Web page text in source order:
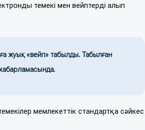
темекі мен вейптерді алып
жуық «вейп» табылды. Табылған
мемлекеттік стандартқа сәйкес